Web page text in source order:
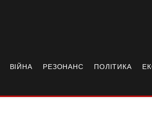
ВІЙНА РЕЗОНАНС ПОЛІТИКА